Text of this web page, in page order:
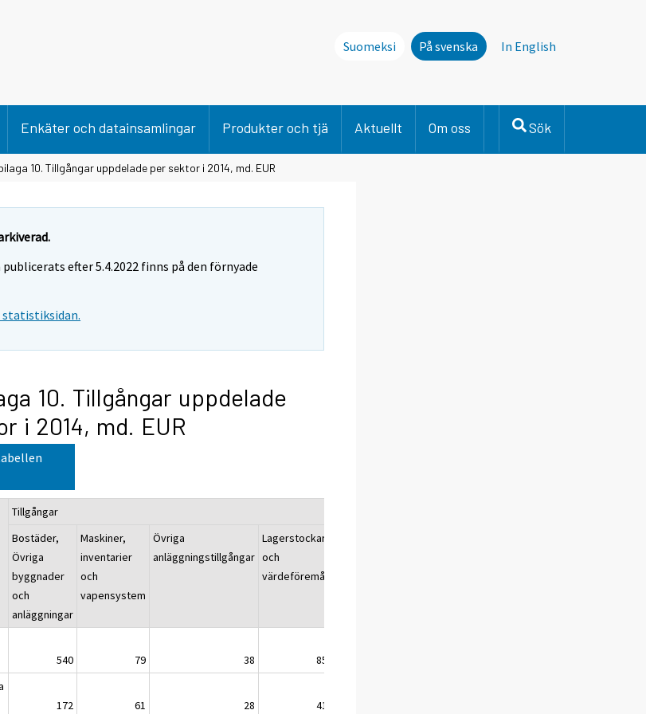
Suomeksi På svenska In English
Enkäter och datainsamlingar Produkter och tjä Aktuellt Om oss Sök
10. Tillgångar uppdelade per sektor i 2014, md. EUR
efter 5.4.2022 finns på den förnyade
statistiksidan.
10. Tillgångar uppdelade
i 2014, md. EUR
Tillgångar
Bostäder,
Övriga
byggnader
och
anläggningar
Maskiner,
inventarier
och
vapensystem
Övriga
anläggningstillgångar
Lagerstockar
och
värdeföremål
540 79 38 85
172 61 28 41